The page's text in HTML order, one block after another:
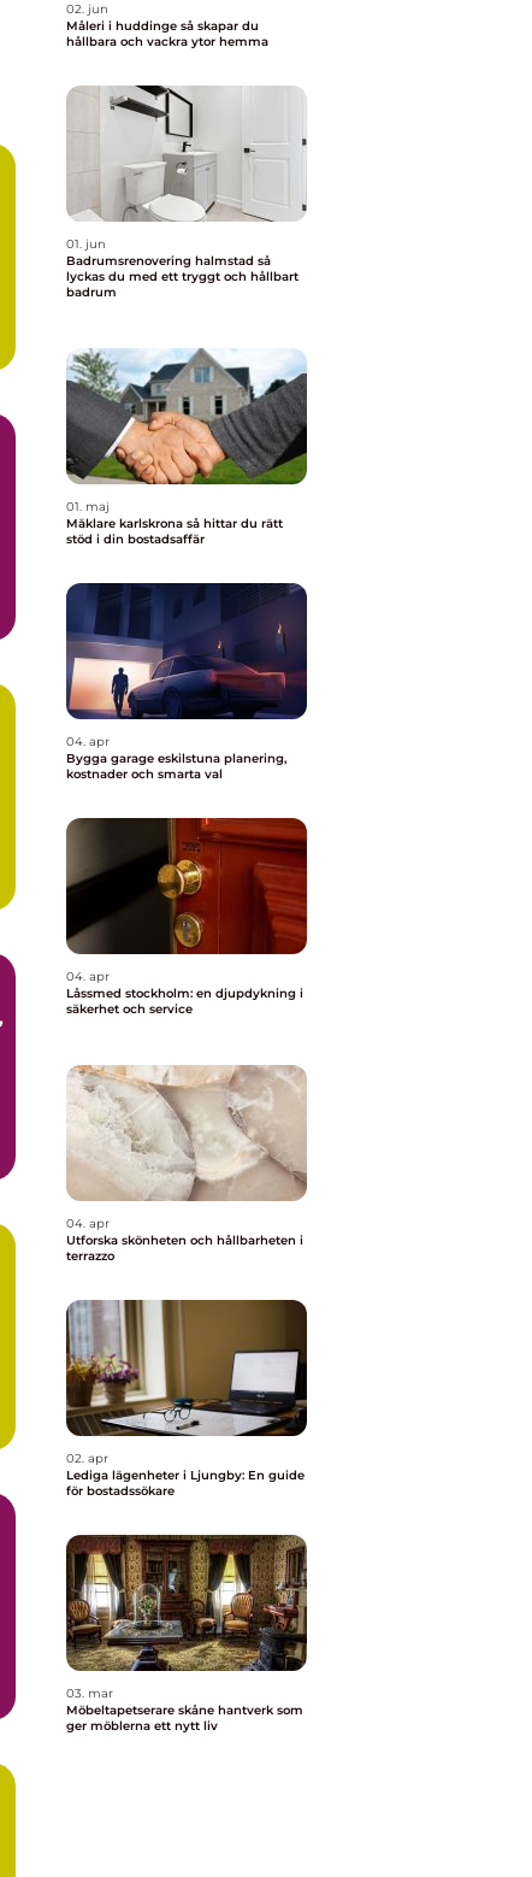
02. jun
Måleri i huddinge så skapar du
hållbara och vackra ytor hemma
01. jun
Badrumsrenovering halmstad så
lyckas du med ett tryggt och hållbart
badrum
01. maj
Mäklare karlskrona så hittar du rätt
stöd i din bostadsaffär
04. apr
Bygga garage eskilstuna planering,
kostnader och smarta val
04. apr
Låssmed stockholm: en djupdykning i
säkerhet och service
04. apr
Utforska skönheten och hållbarheten i
terrazzo
02. apr
Lediga lägenheter i Ljungby: En guide
för bostadssökare
03. mar
Möbeltapetserare skåne hantverk som
ger möblerna ett nytt liv